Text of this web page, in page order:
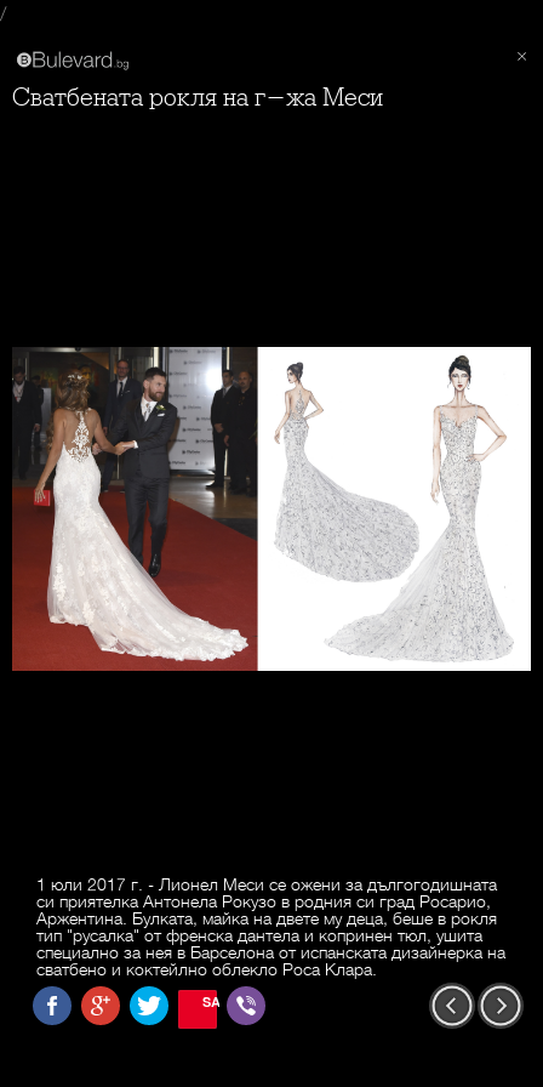
/
Сватбената рокля на г-жа Меси
1 юли 2017 г. - Лионел Меси се ожени за дългогодишната
си приятелка Антонела Рокузо в родния си град Росарио,
Аржентина. Булката, майка на двете му деца, беше в рокля
тип "русалка" от френска дантела и копринен тюл, ушита
специално за нея в Барселона от испанската дизайнерка на
сватбено и коктейлно облекло Роса Клара.
SAVE